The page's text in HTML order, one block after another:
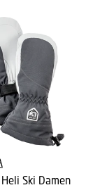
Heli Ski Damen